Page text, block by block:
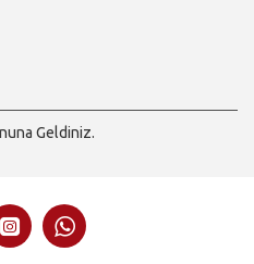
Geldiniz.